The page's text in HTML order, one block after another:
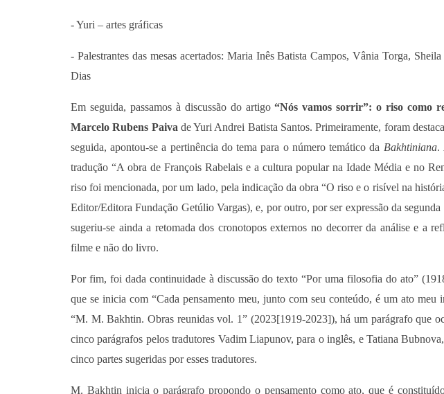
- Yuri – artes gráficas
- Palestrantes das mesas acertados: Maria Inês Batista Campos, Vânia Torga,
Dias
Em seguida, passamos à discussão do artigo“Nós vamos sorrir”: o riso como
Marcelo Rubens Paiva de Yuri Andrei Batista Santos. Primeiramente, foram
seguida, apontou-se a pertinência do tema para o número temático da Bakhtiniana.
tradução “A obra de François Rabelais e a cultura popular na Idade Média e no
riso foi mencionada, por um lado, pela indicação da obra “O riso e o risível na
Editor/Editora Fundação Getúlio Vargas), e, por outro, por ser expressão da
sugeriu-se ainda a retomada dos cronotopos externos no decorrer da análise e a
filme e não do livro.
Por fim, foi dada continuidade à discussão do texto “Por uma filosofia do ato”
que se inicia com “Cada pensamento meu, junto com seu conteúdo, é um ato
“M. M. Bakhtin. Obras reunidas vol. 1” (2023[1919-2023]), há um parágrafo que
cinco parágrafos pelos tradutores Vadim Liapunov, para o inglês, e Tatiana
cinco partes sugeridas por esses tradutores.
M. Bakhtin inicia o parágrafo propondo o pensamento como ato, que é